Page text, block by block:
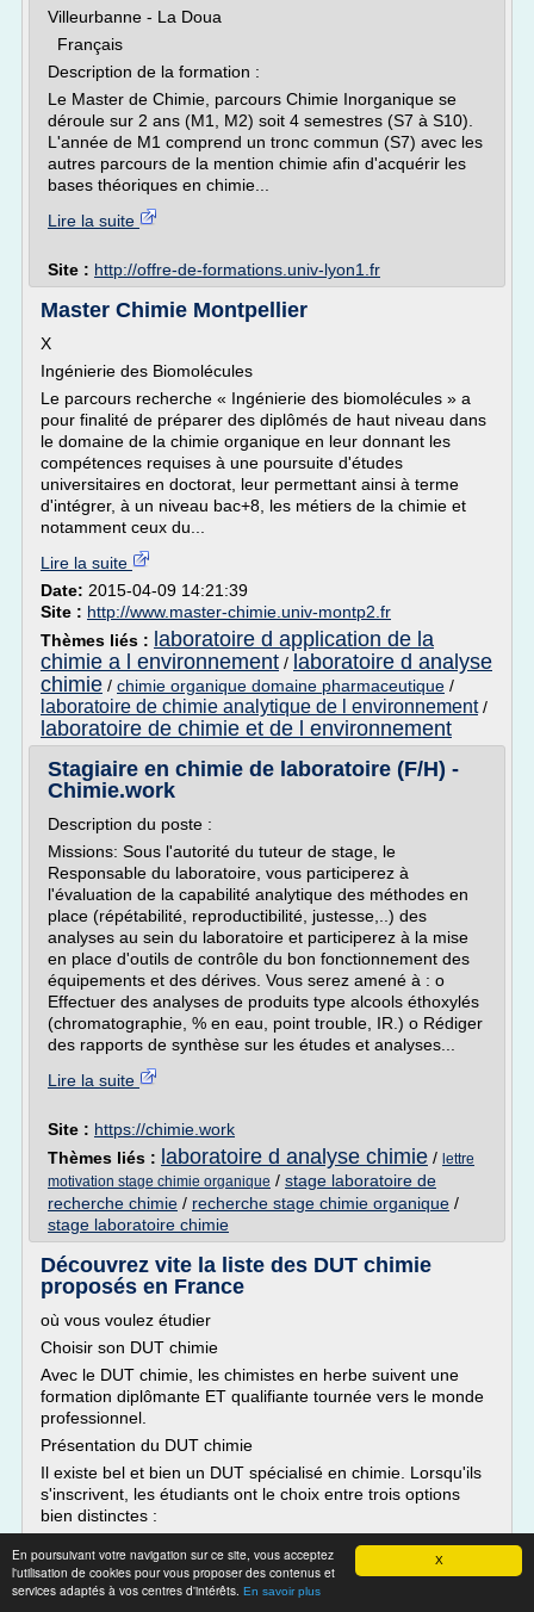
X
En poursuivant votre navigation sur ce site, vous acceptez
l'utilisation de cookies pour vous proposer des contenus et
services adaptés à vos centres d'intérêts. En savoir plus
Villeurbanne - La Doua
Français
Description de la formation :
Le Master de Chimie, parcours Chimie Inorganique se
déroule sur 2 ans (M1, M2) soit 4 semestres (S7 à S10).
L'année de M1 comprend un tronc commun (S7) avec les
autres parcours de la mention chimie afin d'acquérir les
bases théoriques en chimie...
Lire la suite
Site : http://offre-de-formations.univ-lyon1.fr
Master Chimie Montpellier
X
Ingénierie des Biomolécules
Le parcours recherche « Ingénierie des biomolécules » a
pour finalité de préparer des diplômés de haut niveau dans
le domaine de la chimie organique en leur donnant les
compétences requises à une poursuite d'études
universitaires en doctorat, leur permettant ainsi à terme
d'intégrer, à un niveau bac+8, les métiers de la chimie et
notamment ceux du...
Lire la suite
Date: 2015-04-09 14:21:39
Site : http://www.master-chimie.univ-montp2.fr
Thèmes liés : laboratoire d application de la
chimie a l environnement / laboratoire d analyse
chimie / chimie organique domaine pharmaceutique /
laboratoire de chimie analytique de l environnement/
laboratoire de chimie et de l environnement
Stagiaire en chimie de laboratoire (F/H) -
Chimie.work
Description du poste :
Missions: Sous l'autorité du tuteur de stage, le
Responsable du laboratoire, vous participerez à
l'évaluation de la capabilité analytique des méthodes en
place (répétabilité, reproductibilité, justesse,..) des
analyses au sein du laboratoire et participerez à la mise
en place d'outils de contrôle du bon fonctionnement des
équipements et des dérives. Vous serez amené à : o
Effectuer des analyses de produits type alcools éthoxylés
(chromatographie, % en eau, point trouble, IR.) o Rédiger
des rapports de synthèse sur les études et analyses...
Lire la suite
Site : https://chimie.work
Thèmes liés : laboratoire d analyse chimie / lettre
motivation stage chimie organique / stage laboratoire de
recherche chimie / recherche stage chimie organique /
stage laboratoire chimie
Découvrez vite la liste des DUT chimie
proposés en France
où vous voulez étudier
Choisir son DUT chimie
Avec le DUT chimie, les chimistes en herbe suivent une
formation diplômante ET qualifiante tournée vers le monde
professionnel.
Présentation du DUT chimie
Il existe bel et bien un DUT spécialisé en chimie. Lorsqu'ils
s'inscrivent, les étudiants ont le choix entre trois options
bien distinctes :
Option...